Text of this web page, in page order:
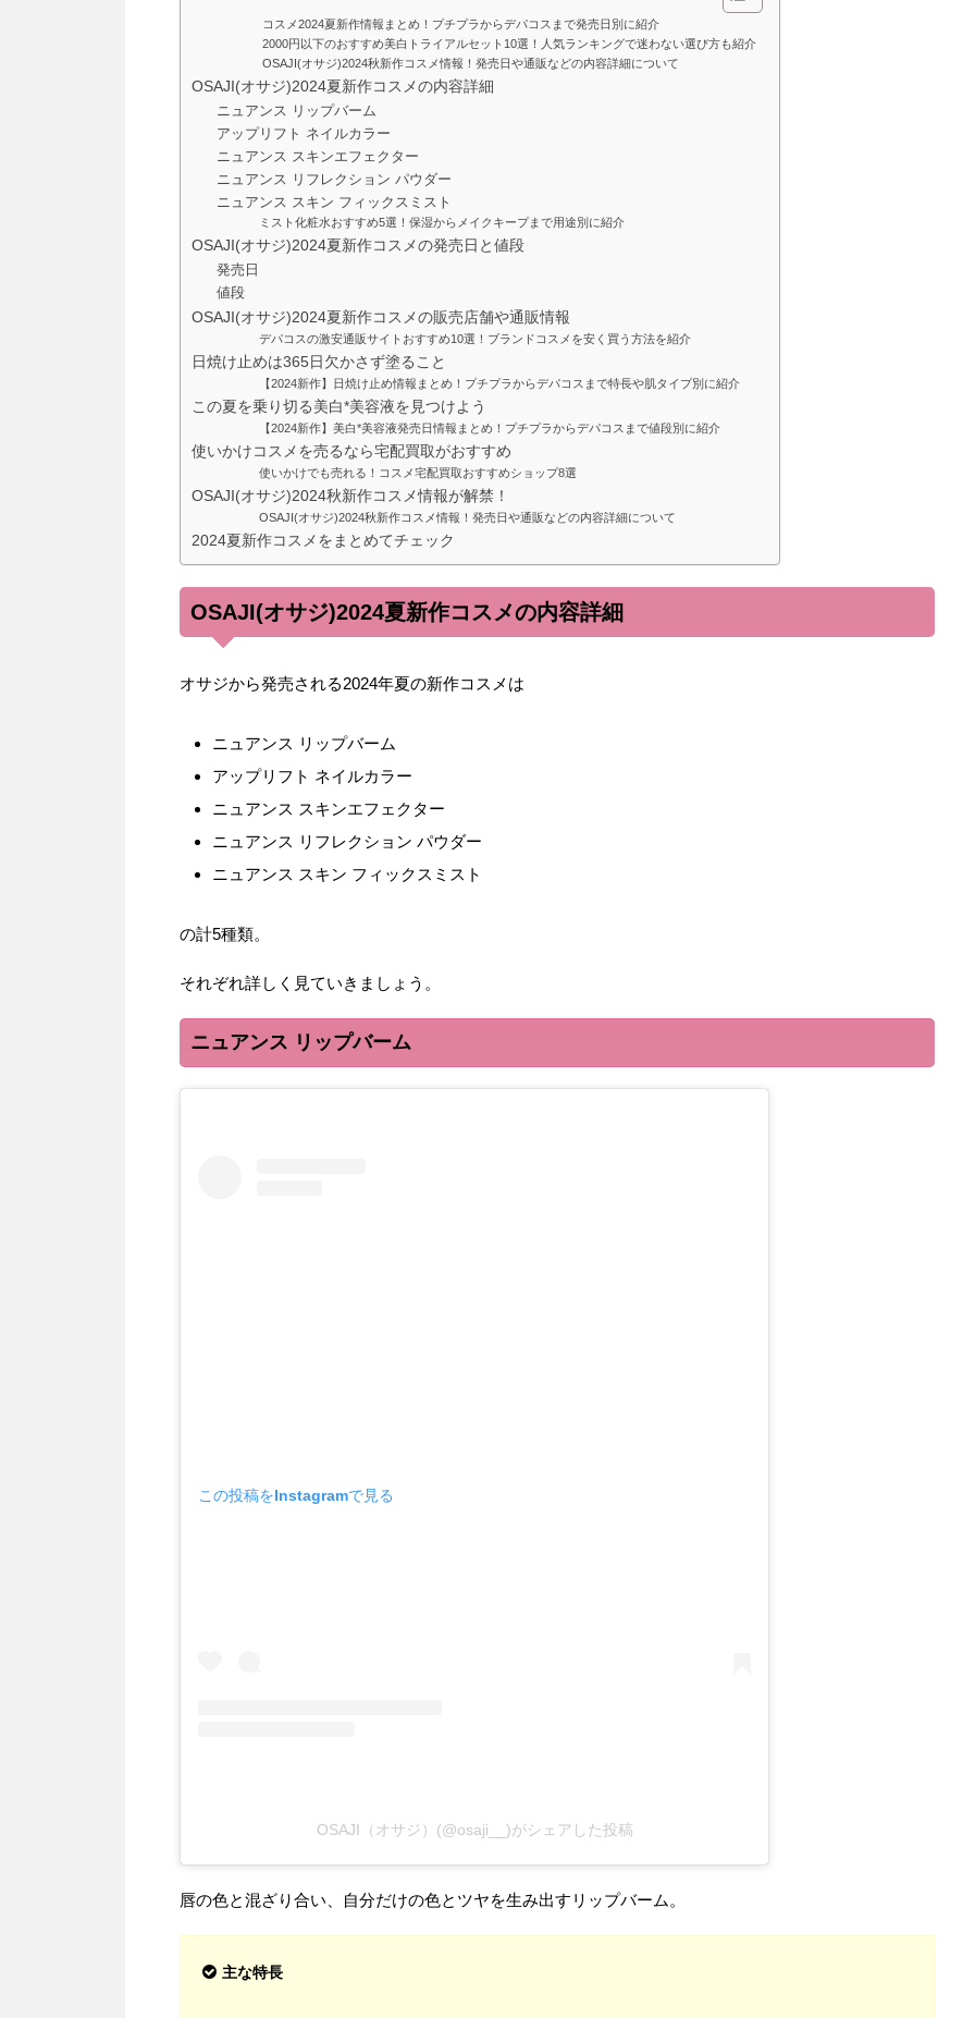
コスメ2024夏新作情報まとめ！プチプラからデパコスまで発売日別に紹介
2000円以下のおすすめ美白トライアルセット10選！人気ランキングで迷わない選び方も紹介
OSAJI(オサジ)2024秋新作コスメ情報！発売日や通販などの内容詳細について
OSAJI(オサジ)2024夏新作コスメの内容詳細
ニュアンス リップバーム
アップリフト ネイルカラー
ニュアンス スキンエフェクター
ニュアンス リフレクション パウダー
ニュアンス スキン フィックスミスト
ミスト化粧水おすすめ5選！保湿からメイクキープまで用途別に紹介
OSAJI(オサジ)2024夏新作コスメの発売日と値段
発売日
値段
OSAJI(オサジ)2024夏新作コスメの販売店舗や通販情報
デパコスの激安通販サイトおすすめ10選！ブランドコスメを安く買う方法を紹介
日焼け止めは365日欠かさず塗ること
【2024新作】日焼け止め情報まとめ！プチプラからデパコスまで特長や肌タイプ別に紹介
この夏を乗り切る美白*美容液を見つけよう
【2024新作】美白*美容液発売日情報まとめ！プチプラからデパコスまで値段別に紹介
使いかけコスメを売るなら宅配買取がおすすめ
使いかけでも売れる！コスメ宅配買取おすすめショップ8選
OSAJI(オサジ)2024秋新作コスメ情報が解禁！
OSAJI(オサジ)2024秋新作コスメ情報！発売日や通販などの内容詳細について
2024夏新作コスメをまとめてチェック
OSAJI(オサジ)2024夏新作コスメの内容詳細
オサジから発売される2024年夏の新作コスメは
ニュアンス リップバーム
アップリフト ネイルカラー
ニュアンス スキンエフェクター
ニュアンス リフレクション パウダー
ニュアンス スキン フィックスミスト
の計5種類。
それぞれ詳しく見ていきましょう。
ニュアンス リップバーム
この投稿をInstagramで見る
OSAJI（オサジ）(@osaji__)がシェアした投稿
唇の色と混ざり合い、自分だけの色とツヤを生み出すリップバーム。
主な特長